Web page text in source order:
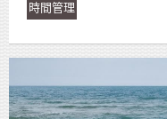
時間管理